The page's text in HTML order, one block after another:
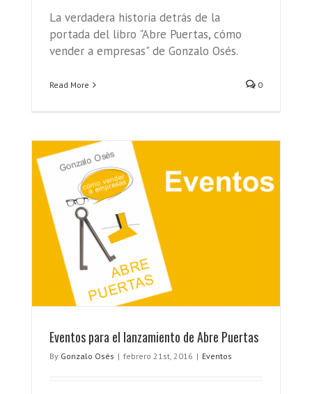
La verdadera historia detrás de la
portada del libro "Abre Puertas, cómo
vender a empresas" de Gonzalo Osés.
Read More 0
Eventos para el lanzamiento de Abre Puertas
By Gonzalo Osés | febrero 21st, 2016 | Eventos